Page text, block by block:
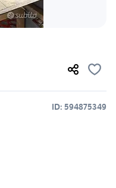
ID: 594875349